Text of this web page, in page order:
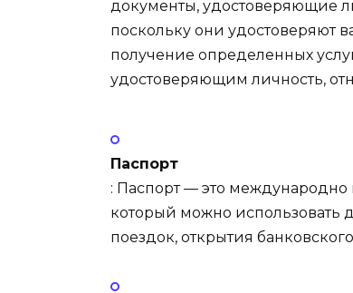
документы, удостоверяющие
поскольку они удостоверяют
получение определенных
удостоверяющим личность,
Паспорт
: Паспорт — это
который можно
поездок, открытия